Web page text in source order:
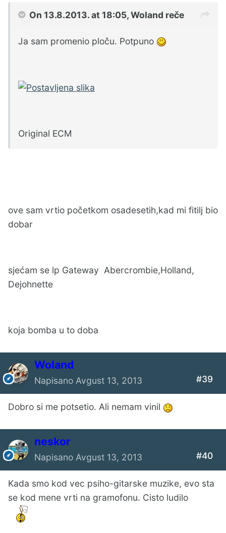
On 13.8.2013. at 18:05, Woland reče
Ja sam promenio ploču. Potpuno
Original ECM
ove sam vrtio početkom osadesetih,kad mi fitilj bio
dobar
sjećam se lp Gateway Abercrombie,Holland,
Dejohnette
koja bomba u to doba
Woland
Napisano Avgust 13, 2013 #39
Dobro si me potsetio. Ali nemam vinil
neskor
Napisano Avgust 13, 2013 #40
Kada smo kod vec psiho-gitarske muzike, evo sta
se kod mene vrti na gramofonu. Cisto ludilo